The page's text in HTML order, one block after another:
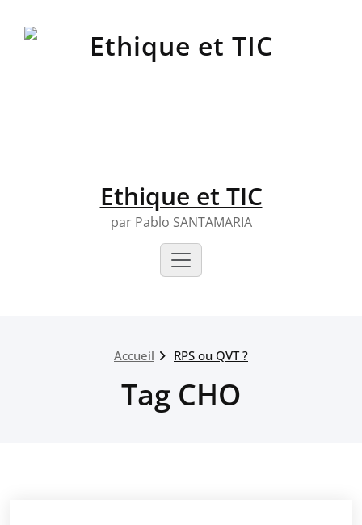
Ethique et TIC
par Pablo SANTAMARIA
Accueil RPS ou QVT ?
Tag CHO